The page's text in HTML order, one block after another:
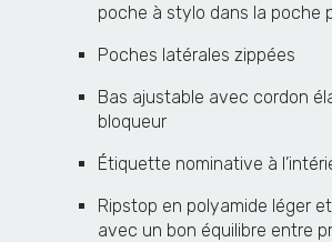
poche à stylo dans la poche
Poches latérales zippées
Bas ajustable avec cordon
bloqueur
Étiquette nominative à
Ripstop en polyamide léger
avec un bon équilibre entre